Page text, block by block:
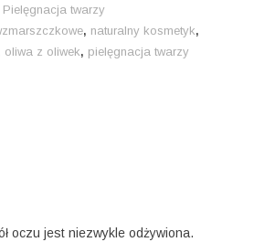
Pielęgnacja twarzy
, naturalny kosmetyk,
oliwa z oliwek, pielęgnacja twarzy
oczu jest niezwykle odżywiona.